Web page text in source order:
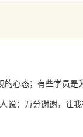
心态；有些学员是
说：万分谢谢，让